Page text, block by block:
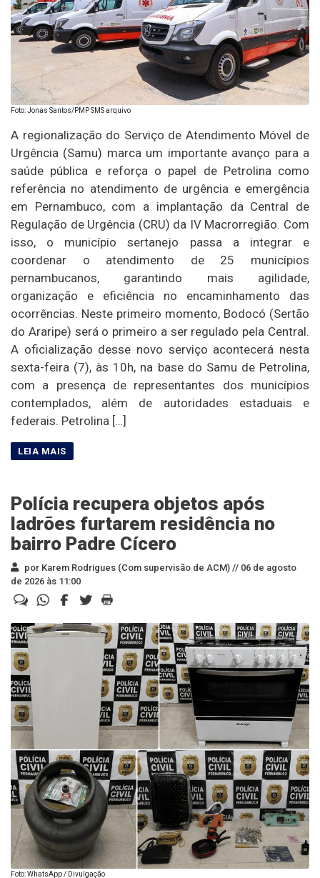
Foto: Jonas Santos/PMP SMS arquivo
A regionalização do Serviço de Atendimento Móvel de
Urgência (Samu) marca um importante avanço para a
saúde pública e reforça o papel de Petrolina como
referência no atendimento de urgência e emergência
em Pernambuco, com a implantação da Central de
Regulação de Urgência (CRU) da IV Macrorregião. Com
isso, o município sertanejo passa a integrar e
coordenar o atendimento de 25 municípios
pernambucanos, garantindo mais agilidade,
organização e eficiência no encaminhamento das
ocorrências. Neste primeiro momento, Bodocó (Sertão
do Araripe) será o primeiro a ser regulado pela Central.
A oficialização desse novo serviço acontecerá nesta
sexta-feira (7), às 10h, na base do Samu de Petrolina,
com a presença de representantes dos municípios
contemplados, além de autoridades estaduais e
federais. Petrolina […]
Polícia recupera objetos após
ladrões furtarem residência no
bairro Padre Cícero
por Karem Rodrigues (Com supervisão de ACM) // 06 de agosto
de 2026 às 11:00
Foto: WhatsApp / Divulgação